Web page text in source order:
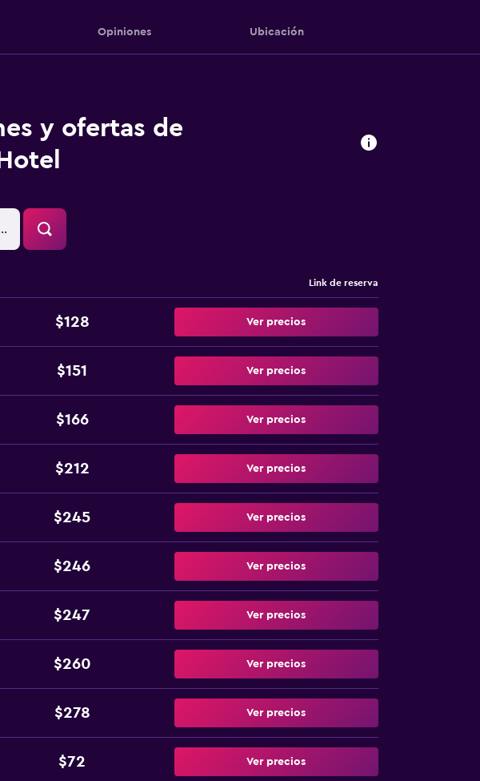
Opiniones Ubicación
y ofertas de
Link de reserva
$128 Ver precios
$151 Ver precios
$166 Ver precios
$212 Ver precios
$245 Ver precios
$246 Ver precios
$247 Ver precios
$260 Ver precios
$278 Ver precios
$72 Ver precios